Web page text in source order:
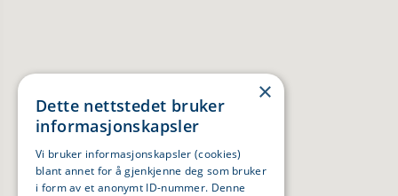
×
Dette nettstedet bruker
informasjonskapsler
Vi bruker informasjonskapsler (cookies)
blant annet for å gjenkjenne deg som bruker
i form av et anonymt ID-nummer. Denne